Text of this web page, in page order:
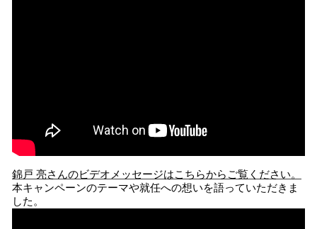
錦戸 亮さんのビデオメッセージはこちらからご覧ください。
本キャンペーンのテーマや就任への想いを語っていただきま
した。